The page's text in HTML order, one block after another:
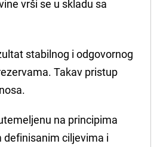
vrši se u skladu sa
stabilnog i odgovornog
Takav pristup
na principima
definisanim ciljevima i